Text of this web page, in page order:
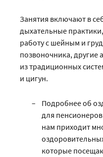
Занятия включают в
дыхательные
работу с шейным и
позвоночника, другие
из традиционных
и цигун.
Подробнее об
для
нам приходит
которые